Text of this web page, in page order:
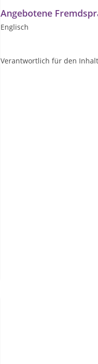
Angebotene
Englisch
Verantwortlich für den